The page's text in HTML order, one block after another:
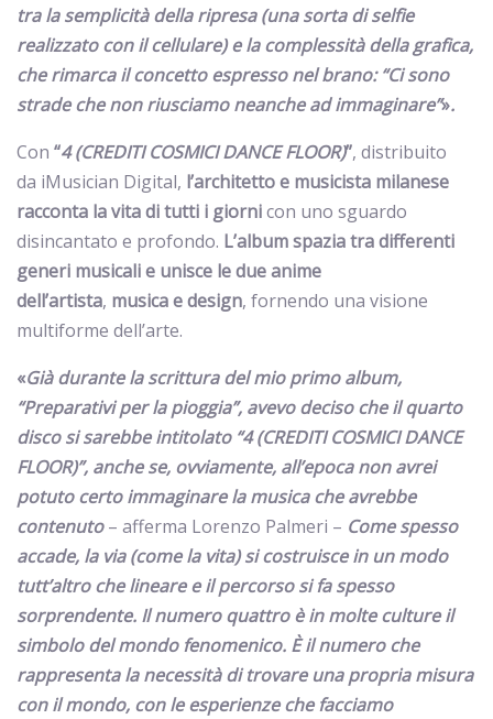
tra la semplicità della ripresa (una sorta di selfie
realizzato con il cellulare) e la complessità della grafica,
che rimarca il concetto espresso nel brano: “Ci sono
strade che non riusciamo neanche ad immaginare”».
Con “4 (CREDITI COSMICI DANCE FLOOR)”, distribuito
da iMusician Digital, l’architetto e musicista milanese
racconta la vita di tutti i giornicon uno sguardo
disincantato e profondo. L’album spazia tra differenti
generi musicali e unisce le due anime
dell’artista, musica e design, fornendo una visione
multiforme dell’arte.
«Già durante la scrittura del mio primo album,
“Preparativi per la pioggia”, avevo deciso che il quarto
disco si sarebbe intitolato “4 (CREDITI COSMICI DANCE
FLOOR)”, anche se, ovviamente, all’epoca non avrei
potuto certo immaginare la musica che avrebbe
contenuto– afferma Lorenzo Palmeri – Come spesso
accade, la via (come la vita) si costruisce in un modo
tutt’altro che lineare e il percorso si fa spesso
sorprendente. Il numero quattro è in molte culture il
simbolo del mondo fenomenico. È il numero che
rappresenta la necessità di trovare una propria misura
con il mondo, con le esperienze che facciamo